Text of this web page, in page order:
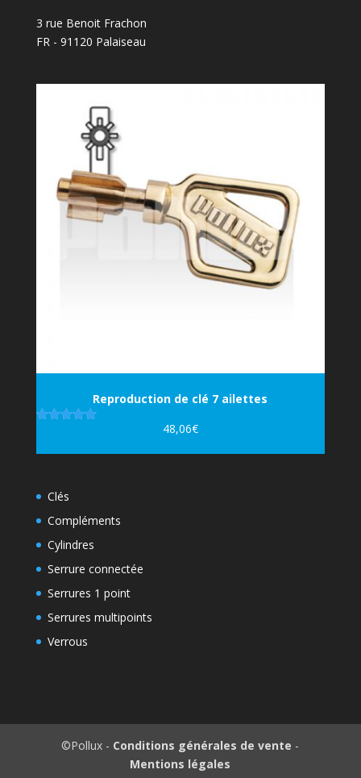
3 rue Benoit Frachon
FR - 91120 Palaiseau
Reproduction de clé 7 ailettes
48,06€
Clés
Compléments
Cylindres
Serrure connectée
Serrures 1 point
Serrures multipoints
Verrous
©Pollux - Conditions générales de vente -
Mentions légales